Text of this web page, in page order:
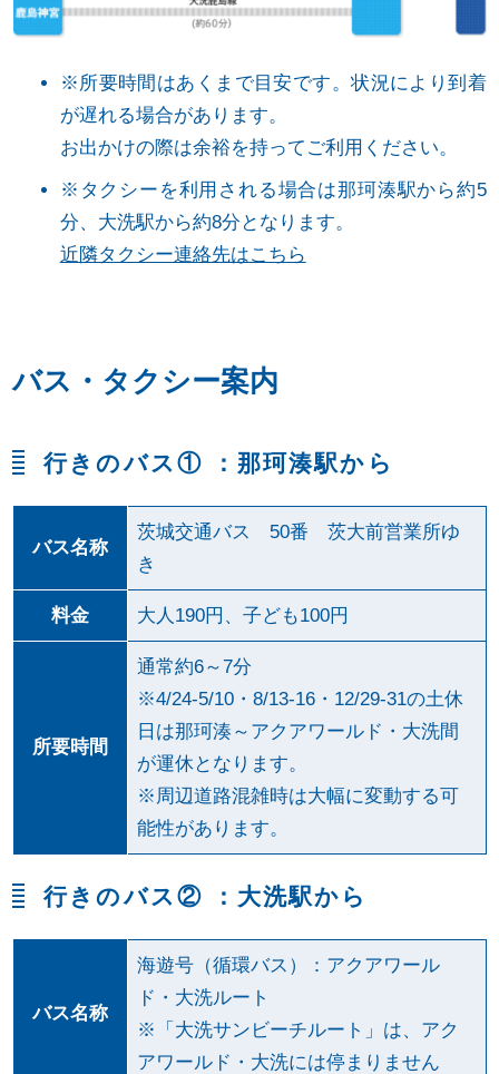
※所要時間はあくまで目安です。状況により到着
が遅れる場合があります。
お出かけの際は余裕を持ってご利用ください。
※タクシーを利用される場合は那珂湊駅から約5
分、大洗駅から約8分となります。
近隣タクシー連絡先はこちら
バス・タクシー案内
行きのバス① ：那珂湊駅から
バス名称
茨城交通バス 50番 茨大前営業所ゆ
き
料金 大人190円、子ども100円
所要時間
通常約6～7分
※4/24-5/10・8/13-16・12/29-31の土休
日は那珂湊～アクアワールド・大洗間
が運休となります。
※周辺道路混雑時は大幅に変動する可
能性があります。
行きのバス② ：大洗駅から
バス名称
海遊号（循環バス）：アクアワール
ド・大洗ルート
※「大洗サンビーチルート」は、アク
アワールド・大洗には停まりません